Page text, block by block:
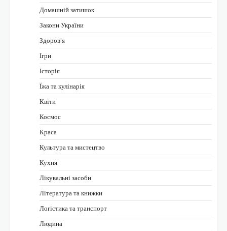
Домашній затишок
Закони України
Здоров'я
Ігри
Історія
Їжа та кулінарія
Квіти
Космос
Краса
Культура та мистецтво
Кухня
Лікувальні засоби
Література та книжки
Логістика та транспорт
Людина